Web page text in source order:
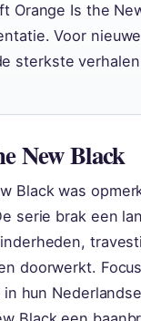
Orange Is the
Voor
sterkste
New Black
Black was
serie brak een
doorwerkt.
hun